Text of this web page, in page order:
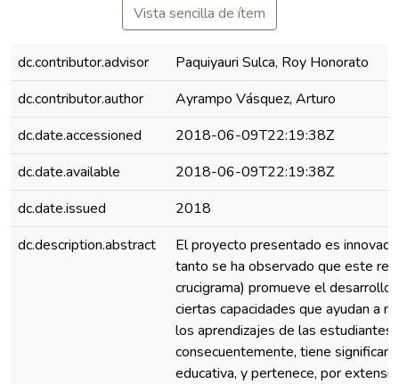
Vista sencilla de ítem
dc.contributor.advisor
Paquiyauri Sulca, Roy Honorato
dc.contributor.author
Ayrampo Vásquez, Arturo
dc.date.accessioned
2018-06-09T22:19:38Z
dc.date.available
2018-06-09T22:19:38Z
dc.date.issued
2018
dc.description.abstract
El proyecto presentado es
tanto se ha observado que este
crucigrama) promueve el desarrollo
ciertas capacidades que ayudan a
los aprendizajes de las estudiantes
consecuentemente, tiene
educativa, y pertenece, por